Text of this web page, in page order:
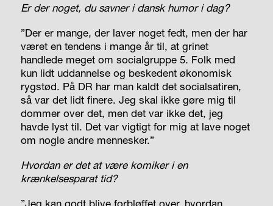
Er der noget, du savner i dansk humor i dag?
”Der er mange, der laver noget fedt, men der har
været en tendens i mange år til, at grinet
handlede meget om socialgruppe 5. Folk med
kun lidt uddannelse og beskedent økonomisk
rygstød. På DR har man kaldt det socialsatiren,
så var det lidt finere. Jeg skal ikke gøre mig til
dommer over det, men det var ikke det, jeg
havde lyst til. Det var vigtigt for mig at lave noget
om nogle andre mennesker.”
Hvordan er det at være komiker i en
krænkelsesparat tid?
”Jeg kan godt blive forbløffet over, hvordan